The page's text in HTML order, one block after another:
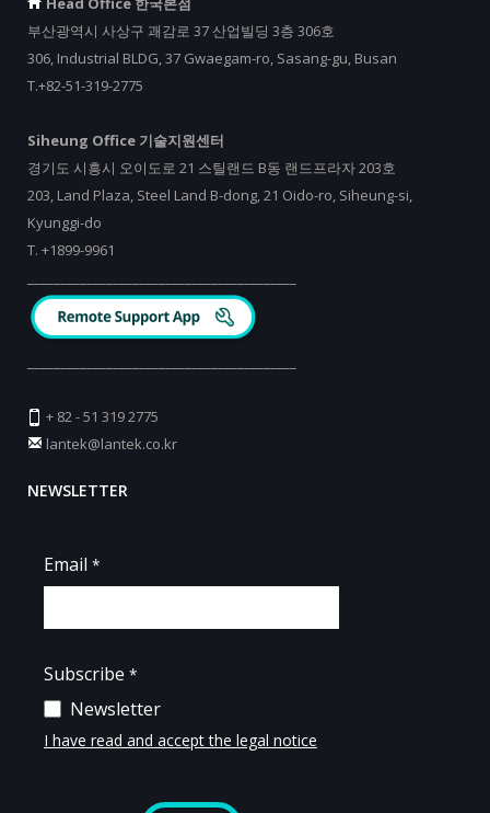
부산광역시 사상구 괘감로 37 산업빌딩 3층 306호
306, Industrial BLDG, 37 Gwaegam-ro, Sasang-gu, Busan
T.+82-51-319-2775
Siheung Office 기술지원센터
경기도 시흥시 오이도로 21 스틸랜드 B동 랜드프라자 203호
203, Land Plaza, Steel Land B-dong, 21 Oido-ro, Siheung-si,
Kyunggi-do
T. +1899-9961
+ 82 - 51 319 2775
lantek@lantek.co.kr
NEWSLETTER